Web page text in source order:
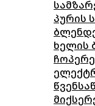
პურის
ხელის